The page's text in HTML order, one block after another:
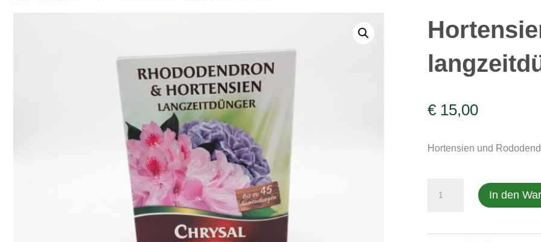
€15,00
Hortensien und
Hortensien/Rododendron
langzeitdünger
Menge
In den